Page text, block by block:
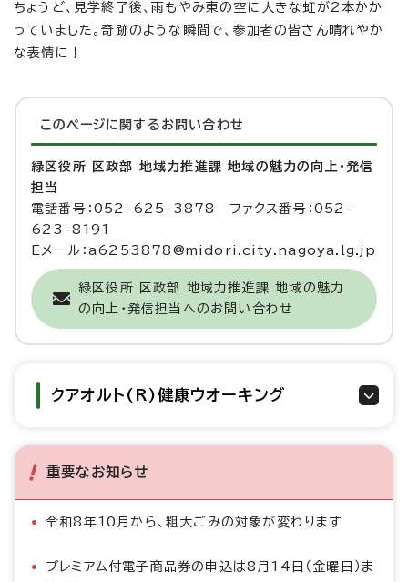
ちょうど、見学終了後、雨もやみ東の空に大きな虹が2本かか
っていました。奇跡のような瞬間で、参加者の皆さん晴れやか
な表情に！
このページに関する お問い合わせ
緑区役所 区政部 地域力推進課 地域の魅力の向上・発信
担当
電話番号：052-625-3878 ファクス番号：052-
623-8191
Eメール：a6253878@midori.city.nagoya.lg.jp
緑区役所 区政部 地域力推進課 地域の魅力
の向上・発信担当へのお問い合わせ
クアオルト(R)健康ウオーキング
重要なお知らせ
令和8年10月から、粗大ごみの対象が変わります
プレミアム付電子商品券の申込は8月14日（金曜日）ま